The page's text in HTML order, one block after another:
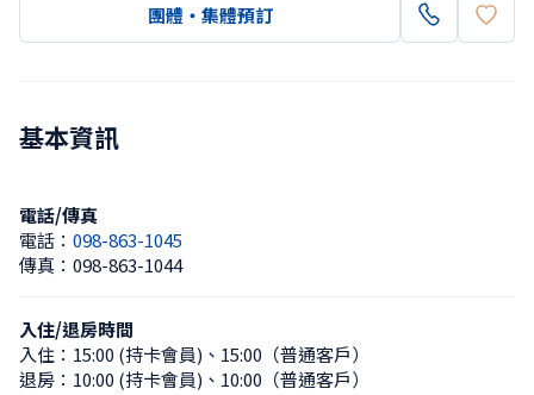
團體・集體預訂
基本資訊
電話/傳真
電話： 098-863-1045
傳真： 098-863-1044
入住/退房時間
入住： 15:00 (持卡會員) 、 15:00（普通客戶）
退房： 10:00 (持卡會員) 、 10:00（普通客戶）